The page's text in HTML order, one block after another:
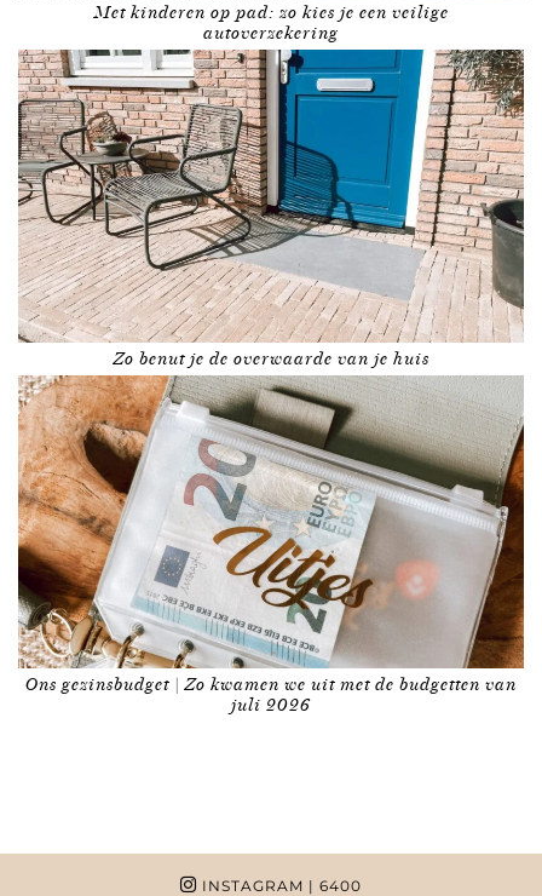
Met kinderen op pad: zo kies je een veilige
autoverzekering
Zo benut je de overwaarde van je huis
Ons gezinsbudget | Zo kwamen we uit met de budgetten van
juli 2026
INSTAGRAM | 6400